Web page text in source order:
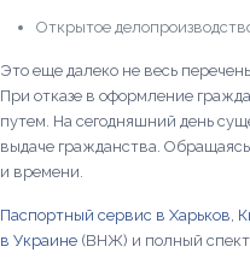
Открытое
Это еще далеко не весь
При отказе в оформление
путем. На сегодняшний день
выдаче гражданства.
и времени.
Паспортный сервис в Харьков,
в Украине (ВНЖ) и полный